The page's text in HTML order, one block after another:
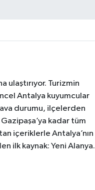
ulaştırıyor. Turizmin
Antalya kuyumcular
durumu, ilçelerden
kadar tüm
içeriklerle Antalya’nın
ilk kaynak: Yeni Alanya.